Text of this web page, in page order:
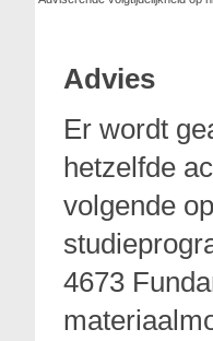
Advies
Er wordt
hetzelfde
volgende
4673